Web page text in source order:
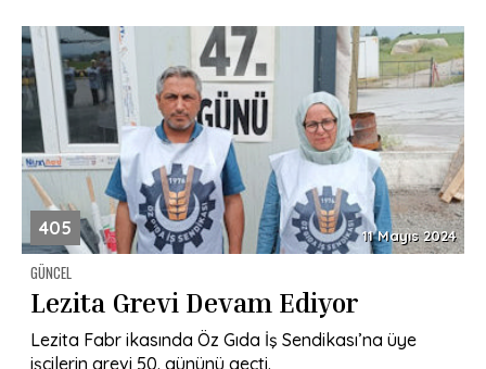
405 11 Mayıs 2024
GÜNCEL
Lezita Grevi Devam Ediyor
Lezita Fabr ikasında Öz Gıda İş Sendikası’na üye
işçilerin grevi 50. gününü geçti.